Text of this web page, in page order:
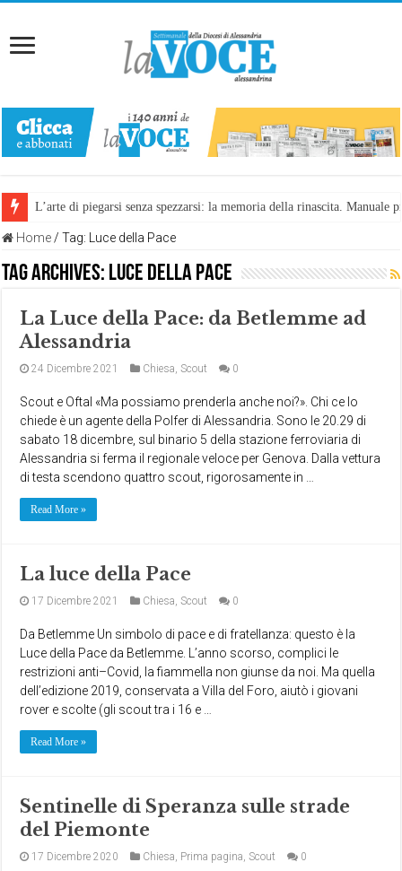
L’arte di piegarsi senza spezzarsi: la memoria della rinascita.
Home / Tag: Luce della Pace
Tag Archives: Luce della Pace
La Luce della Pace: da Betlemme ad
Alessandria
24 Dicembre 2021 Chiesa,Scout 0
Scout e Oftal «Ma possiamo prenderla anche noi?». Chi ce lo
chiede è un agente della Polfer di Alessandria. Sono le 20.29 di
sabato 18 dicembre, sul binario 5 della stazione ferroviaria di
Alessandria si ferma il regionale veloce per Genova. Dalla vettura
di testa scendono quattro scout, rigorosamente in …
Read More »
La luce della Pace
17 Dicembre 2021 Chiesa,Scout 0
Da Betlemme Un simbolo di pace e di fratellanza: questo è la
Luce della Pace da Betlemme. L’anno scorso, complici le
restrizioni anti–Covid, la fiammella non giunse da noi. Ma quella
dell’edizione 2019, conservata a Villa del Foro, aiutò i giovani
rover e scolte (gli scout tra i 16 e …
Read More »
Sentinelle di Speranza sulle strade
del Piemonte
17 Dicembre 2020 Chiesa, Prima pagina,Scout 0